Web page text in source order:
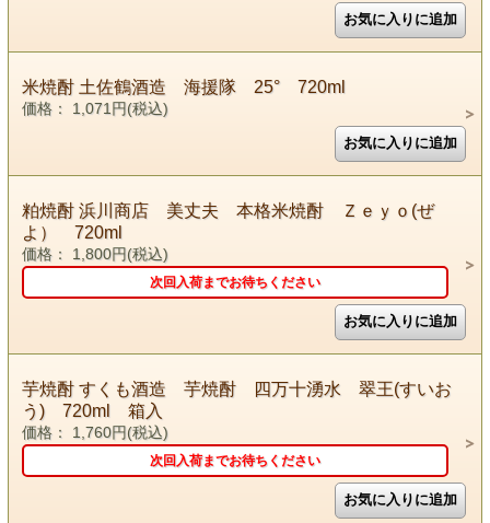
米焼酎 土佐鶴酒造 海援隊 25° 720ml
価格： 1,071円(税込)
粕焼酎 浜川商店 美丈夫 本格米焼酎 Ｚｅｙｏ(ぜ
よ） 720ml
価格： 1,800円(税込)
次回入荷までお待ちください
芋焼酎 すくも酒造 芋焼酎 四万十湧水 翠王(すいお
う) 720ml 箱入
価格： 1,760円(税込)
次回入荷までお待ちください